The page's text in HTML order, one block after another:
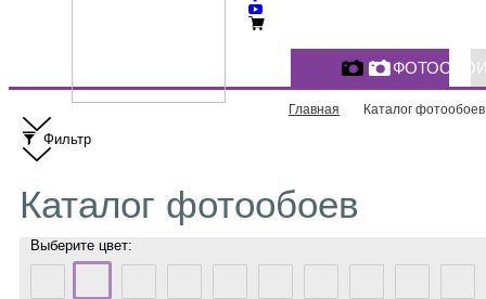
Главная Каталог фотообоев
Фильтр
Каталог фотообоев
Выберите цвет: